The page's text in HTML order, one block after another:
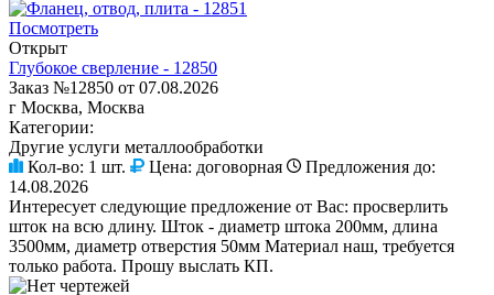
Посмотреть
Открыт
Глубокое сверление - 12850
Заказ №12850 от 07.08.2026
г Москва, Москва
Категории:
Другие услуги металлообработки
Кол-во: 1 шт. Цена: договорная
Предложения до:
14.08.2026
Интересует следующие предложение от Вас: просверлить
шток на всю длину. Шток - диаметр штока 200мм, длина
3500мм, диаметр отверстия 50мм Материал наш, требуется
только работа. Прошу выслать КП.